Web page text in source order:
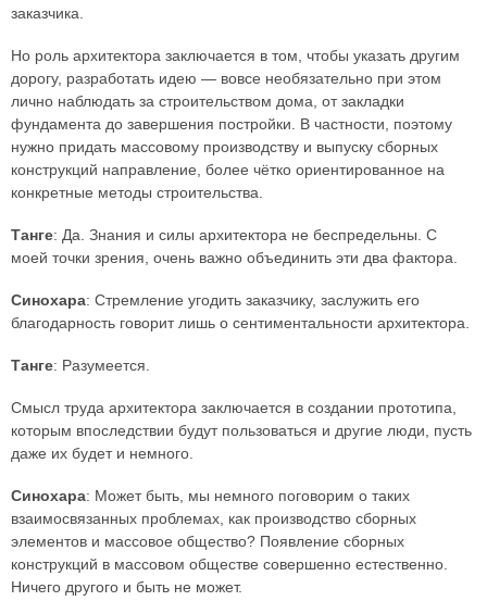
заказчика.
Но роль архитектора заключается в том, чтобы указать другим
дорогу, разработать идею — вовсе необязательно при этом
лично наблюдать за строительством дома, от закладки
фундамента до завершения постройки. В частности, поэтому
нужно придать массовому производству и выпуску сборных
конструкций направление, более чётко ориентированное на
конкретные методы строительства.
Танге: Да. Знания и силы архитектора не беспредельны. С
моей точки зрения, очень важно объединить эти два фактора.
Синохара: Стремление угодить заказчику, заслужить его
благодарность говорит лишь о сентиментальности архитектора.
Танге: Разумеется.
Смысл труда архитектора заключается в создании прототипа,
которым впоследствии будут пользоваться и другие люди, пусть
даже их будет и немного.
Синохара: Может быть, мы немного поговорим о таких
взаимосвязанных проблемах, как производство сборных
элементов и массовое общество? Появление сборных
конструкций в массовом обществе совершенно естественно.
Ничего другого и быть не может.